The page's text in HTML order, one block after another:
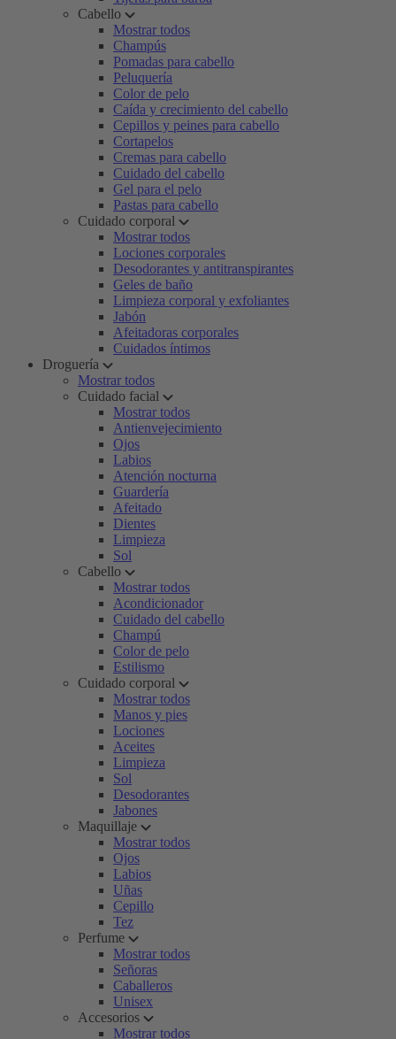
Cabello
Mostrar todos
Champús
Pomadas para cabello
Peluquería
Color de pelo
Caída y crecimiento del cabello
Cepillos y peines para cabello
Cortapelos
Cremas para cabello
Cuidado del cabello
Gel para el pelo
Pastas para cabello
Cuidado corporal
Mostrar todos
Lociones corporales
Desodorantes y antitranspirantes
Geles de baño
Limpieza corporal y exfoliantes
Jabón
Afeitadoras corporales
Cuidados íntimos
Droguería
Mostrar todos
Cuidado facial
Mostrar todos
Antienvejecimiento
Ojos
Labios
Atención nocturna
Guardería
Afeitado
Dientes
Limpieza
Sol
Cabello
Mostrar todos
Acondicionador
Cuidado del cabello
Champú
Color de pelo
Estilismo
Cuidado corporal
Mostrar todos
Manos y pies
Lociones
Aceites
Limpieza
Sol
Desodorantes
Jabones
Maquillaje
Mostrar todos
Ojos
Labios
Uñas
Cepillo
Tez
Perfume
Mostrar todos
Señoras
Caballeros
Unisex
Accesorios
Mostrar todos